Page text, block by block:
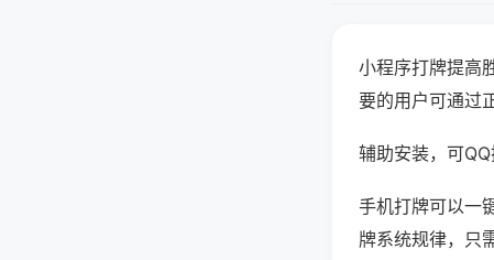
小程序打牌提高
要的用户可通过
辅助安装，可
手机打牌可以一
牌系统规律，只